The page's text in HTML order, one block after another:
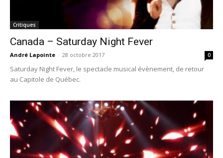
Critiques
Canada – Saturday Night Fever
André Lapointe - 28 octobre 2017 0
Saturday Night Fever, le spectacle musical évènement, de retour
au Capitole de Québec.